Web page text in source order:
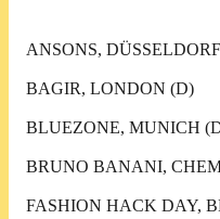
ANSONS,
BAGIR, LONDON (D)
BLUEZONE, MUNICH
BRUNO BANANI,
FASHION HACK DAY,